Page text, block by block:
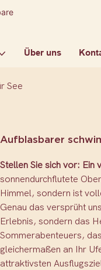
Über uns
See
Aufblasbarer
Stellen Sie sich vor: Ein
sonnendurchflutete
Himmel, sondern ist
Genau das versprüht
Erlebnis, sondern das
Sommerabenteuers,
gleichermaßen an Ihr
attraktivsten